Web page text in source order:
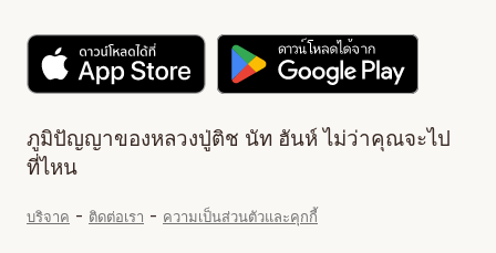
ภูมิปัญญาของหลวงปู่ติช นัท ฮันห์ ไม่ว่าคุณจะไป
ที่ไหน
บริจาค - ติดต่อเรา - ความเป็นส่วนตัวและคุกกี้